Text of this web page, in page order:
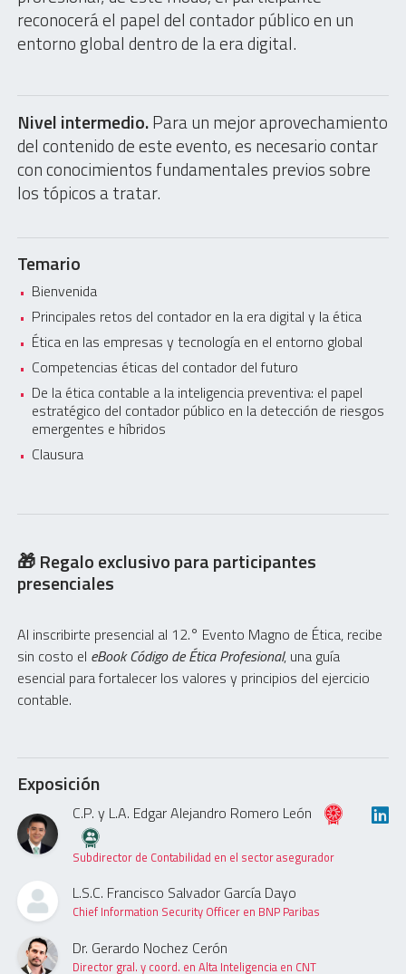
reconocerá el papel del contador público en un
entorno global dentro de la era digital.
Nivel intermedio.Para un mejor aprovechamiento
del contenido de este evento, es necesario contar
con conocimientos fundamentales previos sobre
los tópicos a tratar.
Temario
Bienvenida
Principales retos del contador en la era digital y la ética
Ética en las empresas y tecnología en el entorno global
Competencias éticas del contador del futuro
De la ética contable a la inteligencia preventiva: el papel
estratégico del contador público en la detección de riesgos
emergentes e híbridos
Clausura
🎁 Regalo exclusivo para participantes
presenciales
Al inscribirte presencial al 12.° Evento Magno de Ética, recibe
sin costo el eBook Código de Ética Profesional, una guía
esencial para fortalecer los valores y principios del ejercicio
contable.
Exposición
C.P. y L.A. Edgar Alejandro Romero León
Subdirector de Contabilidad en el sector asegurador
L.S.C. Francisco Salvador García Dayo
Chief Information Security Officer en BNP Paribas
Dr. Gerardo Nochez Cerón
Director gral. y coord. en Alta Inteligencia en CNT